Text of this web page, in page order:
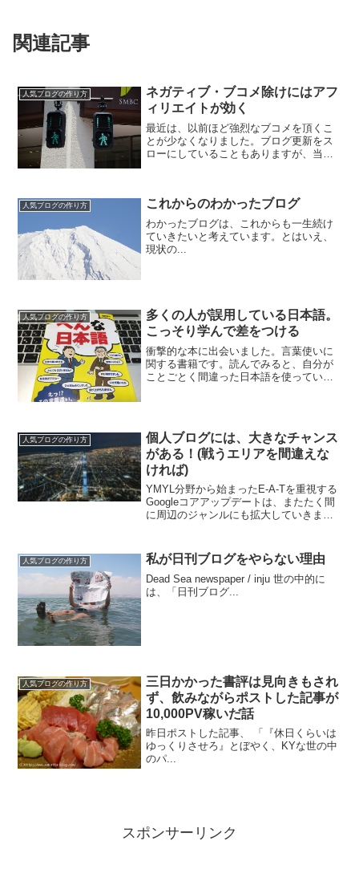
関連記事
人気ブログの作り方
ネガティブ・ブコメ除けにはアフ
ィリエイトが効く
最近は、以前ほど強烈なブコメを頂くこ
とが少なくなりました。ブログ更新をス
ローにしていることもありますが、当ブ
人気ブログの作り方 これからのわかったブログ
わかったブログは、これからも一生続け
ていきたいと考えています。とはいえ、
現状の...
人気ブログの作り方
多くの人が誤用している日本語。
こっそり学んで差をつける
衝撃的な本に出会いました。言葉使いに
関する書籍です。読んでみると、自分が
ことごとく間違った日本語を使っている
人気ブログの作り方
個人ブログには、大きなチャンス
がある！(戦うエリアを間違えな
ければ)
YMYL分野から始まったE-A-Tを重視する
Googleコアアップデートは、またたく間
に周辺のジャンルにも拡大していきまし
なってきている、という印象を持ってい
る方は多い...
人気ブログの作り方 私が日刊ブログをやらない理由
Dead Sea newspaper / inju 世の中的に
は、「日刊ブログ...
人気ブログの作り方
三日かかった書評は見向きもされ
ず、飲みながらポストした記事が
10,000PV稼いだ話
昨日ポストした記事、 「『休日くらいは
ゆっくりさせろ』とぼやく、KYな世の中
のパ...
スポンサーリンク